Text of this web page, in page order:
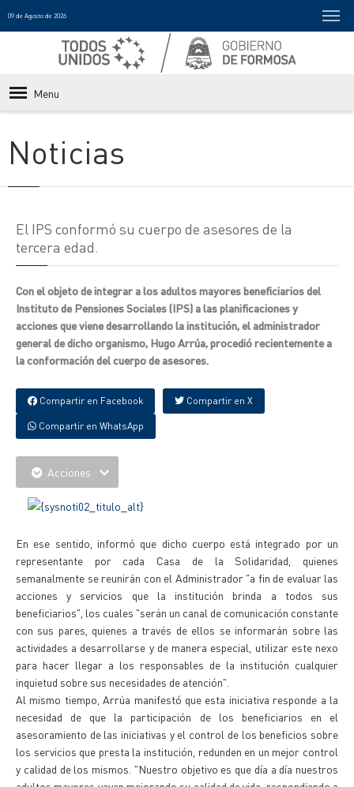
09 de Agosto de 2026
Menu
Noticias
El IPS conformó su cuerpo de asesores de la
tercera edad.
Con el objeto de integrar a los adultos mayores beneficiarios del
Instituto de Pensiones Sociales (IPS) a las planificaciones y
acciones que viene desarrollando la institución, el administrador
general de dicho organismo, Hugo Arrúa, procedió recientemente a
la conformación del cuerpo de asesores.
Compartir en Facebook Compartir en X
Compartir en WhatsApp
Acciones
En ese sentido, informó que dicho cuerpo está integrado por un
representante por cada Casa de la Solidaridad, quienes
semanalmente se reunirán con el Administrador "a fin de evaluar las
acciones y servicios que la institución brinda a todos sus
beneficiarios", los cuales "serán un canal de comunicación constante
con sus pares, quienes a través de ellos se informarán sobre las
actividades a desarrollarse y de manera especial, utilizar este nexo
para hacer llegar a los responsables de la institución cualquier
inquietud sobre sus necesidades de atención".
Al mismo tiempo, Arrúa manifestó que esta iniciativa responde a la
necesidad de que la participación de los beneficiarios en el
asesoramiento de las iniciativas y el control de los beneficios sobre
los servicios que presta la institución, redunden en un mejor control
y calidad de los mismos. "Nuestro objetivo es que día a día nuestros